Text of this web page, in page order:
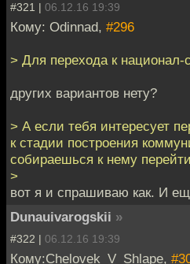
#321 | 06.12.16 19:39
Кому: Odinnad, #296
> Для перехода к
других вариантов нету?
> А если тебя интересует
к стадии построения
собираешься к нему
>
вот я и спрашиваю как. И
Dunauivarogskii »
#322 | 06.12.16 19:39
Кому:Chelovek_V_Shlape,